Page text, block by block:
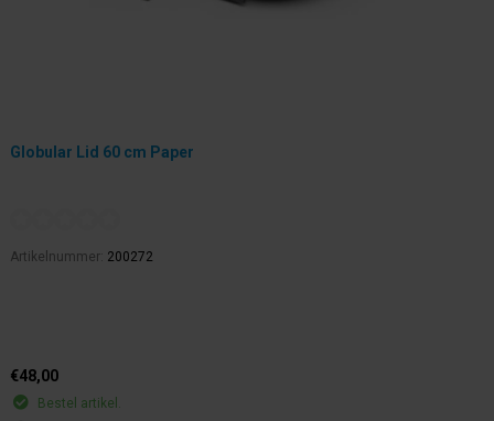
Globular Lid 60 cm Paper
Artikelnummer: 200272
€48,00
Bestel artikel.